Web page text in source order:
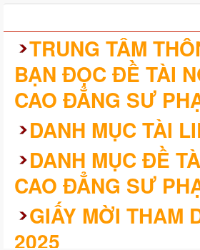
TRUNG TÂM
BẠN ĐỌC ĐỀ TÀI
CAO ĐẲNG SƯ
DANH MỤC TÀI
DANH MỤC ĐỀ
CAO ĐẲNG SƯ
GIẤY MỜI THAM
2025